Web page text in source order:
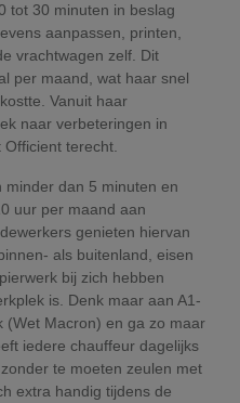
tot 30 minuten in beslag
aanpassen, printen,
vrachtwagen zelf. Dit
per maand, wat haar snel
Vanuit haar
naar verbeteringen in
terecht.
minder dan 5 minuten en
uur per maand aan
genieten hiervan
als buitenland, eisen
bij zich hebben
is. Denk maar aan A1-
(Wet Macron) en ga zo maar
iedere chauffeur dagelijks
te moeten zeulen met
extra handig tijdens de